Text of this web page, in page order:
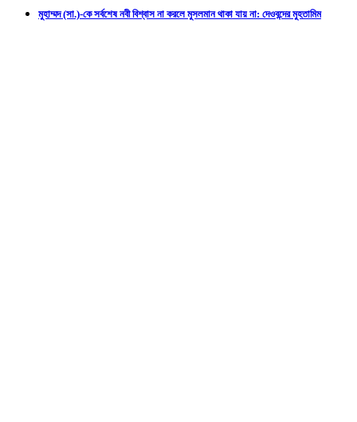
মুহাম্মদ (সা.)-কে সর্বশেষ নবী বিশ্বাস না করলে মুসলমান থাকা যায় না: দেওবন্দের মুহতামিম